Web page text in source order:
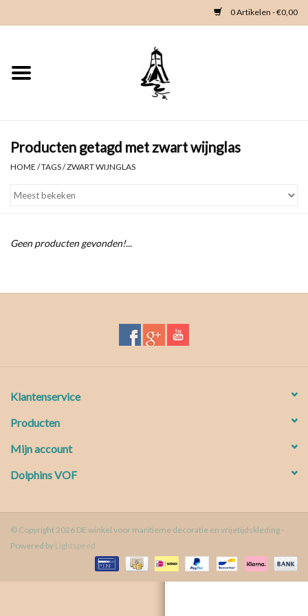
0 Artikelen - €0,00
Home
Kleding
Producten getagd met zwart wijnglas
HOME /TAGS/ZWART WIJNGLAS
Geen producten gevonden!...
Klantenservice
Producten
Mijn account
Dolphins VOF
© Copyright 2026 DE winkel voor maritieme decoratie en vrijetijdskleding -
Powered by Lightspeed